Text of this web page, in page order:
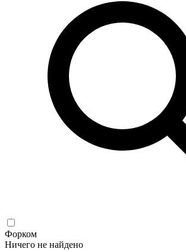
Форком
Ничего не найдено